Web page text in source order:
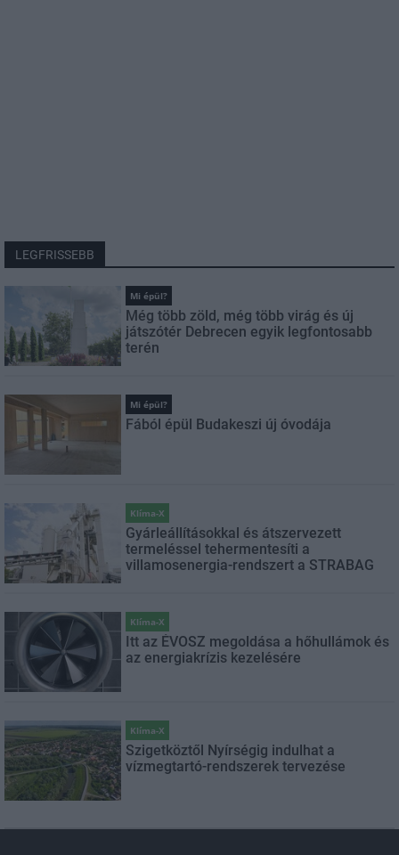
LEGFRISSEBB
Mi épül?
Még több zöld, még több virág és új
játszótér Debrecen egyik legfontosabb
terén
Mi épül?
Fából épül Budakeszi új óvodája
Klíma-X
Gyárleállításokkal és átszervezett
termeléssel tehermentesíti a
villamosenergia-rendszert a STRABAG
Klíma-X
Itt az ÉVOSZ megoldása a hőhullámok és
az energiakrízis kezelésére
Klíma-X
Szigetköztől Nyírségig indulhat a
vízmegtartó-rendszerek tervezése